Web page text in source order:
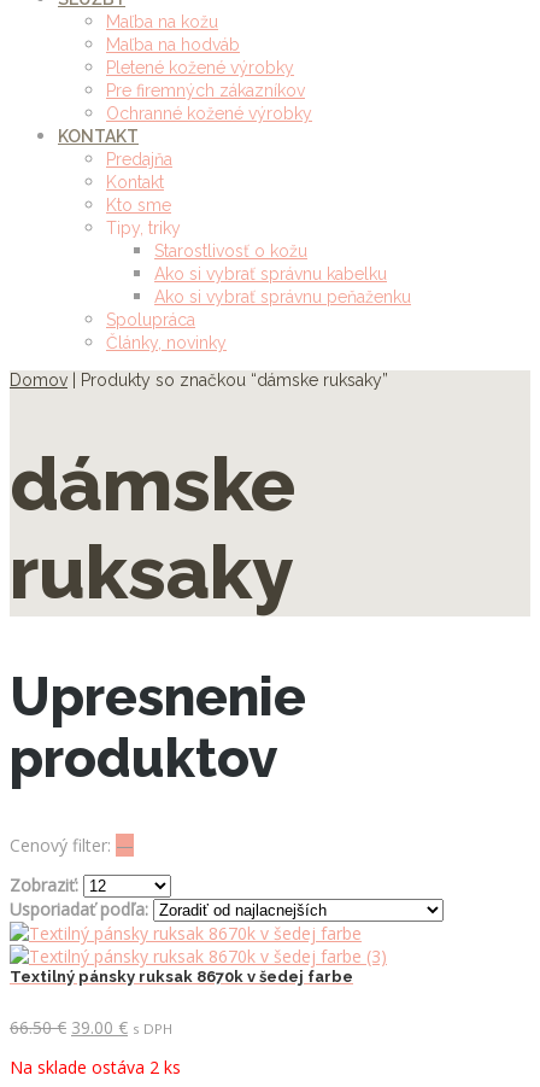
Maľba na kožu
Maľba na hodváb
Pletené kožené výrobky
Pre firemných zákazníkov
Ochranné kožené výrobky
KONTAKT
Predajňa
Kontakt
Kto sme
Tipy, triky
Starostlivosť o kožu
Ako si vybrať správnu kabelku
Ako si vybrať správnu peňaženku
Spolupráca
Články, novinky
Domov | Produkty so značkou “dámske ruksaky”
dámske
ruksaky
Upresnenie
produktov
Cenový filter: —
Zobraziť:
Usporiadať podľa:
Textilný pánsky ruksak 8670k v šedej farbe
66.50€ Pôvodná
bola:
39.00 €Aktuálna
je:
s DPH
Na sklade ostáva 2 ks